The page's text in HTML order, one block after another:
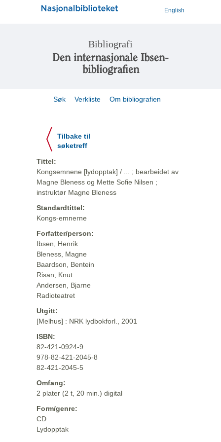
English
Bibliografi
Den internasjonale Ibsen-
bibliografien
Søk Verkliste Om bibliografien
Tilbake til
søketreff
Tittel:
Kongsemnene [lydopptak] / ... ; bearbeidet av
Magne Bleness og Mette Sofie Nilsen ;
instruktør Magne Bleness
Standardtittel:
Kongs-emnerne
Forfatter/person:
Ibsen, Henrik
Bleness, Magne
Baardson, Bentein
Risan, Knut
Andersen, Bjarne
Radioteatret
Utgitt:
[Melhus] : NRK lydbokforl., 2001
ISBN:
82-421-0924-9
978-82-421-2045-8
82-421-2045-5
Omfang:
2 plater (2 t, 20 min.) digital
Form/genre:
CD
Lydopptak